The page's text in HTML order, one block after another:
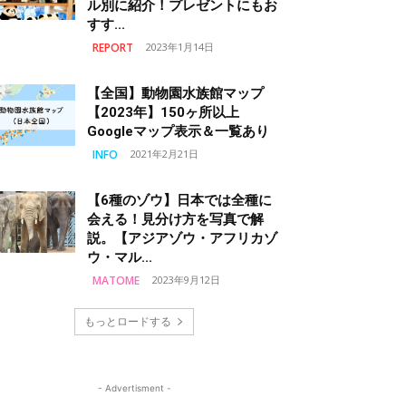
ル別に紹介！プレゼントにもお
すす...
REPORT 2023年1月14日
【全国】動物園水族館マップ
【2023年】150ヶ所以上
Googleマップ表示＆一覧あり
INFO 2021年2月21日
【6種のゾウ】日本では全種に
会える！見分け方を写真で解
説。【アジアゾウ・アフリカゾ
ウ・マル...
MATOME 2023年9月12日
もっとロードする
- Advertisment -